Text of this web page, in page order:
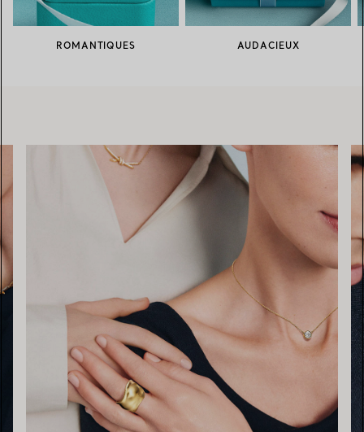
ROMANTIQUES AUDACIEUX